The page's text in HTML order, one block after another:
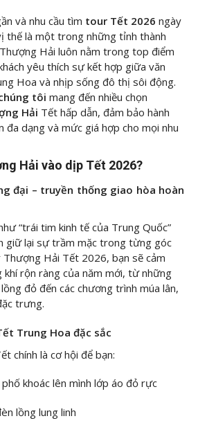
và nhu cầu tìm tour Tết 2026 ngày
thế là một trong những tỉnh thành
Hải luôn nằm trong top điểm
yêu thích sự kết hợp giữa văn
Hoa và nhịp sống đô thị sôi động.
tôi mang đến nhiều chọn
Hải Tết hấp dẫn, đảm bảo hành
dạng và mức giá hợp cho mọi nhu
Hải vào dịp Tết 2026?
đại – truyền thống giao hòa hoàn
“trái tim kinh tế của Trung Quốc”
giữ lại sự trầm mặc trong từng góc
Thượng Hải Tết 2026, bạn sẽ cảm
khí rộn ràng của năm mới, từ những
đỏ đến các chương trình múa lân,
trưng.
Trung Hoa đặc sắc
chính là cơ hội để bạn:
khoác lên mình lớp áo đỏ rực
lồng lung linh